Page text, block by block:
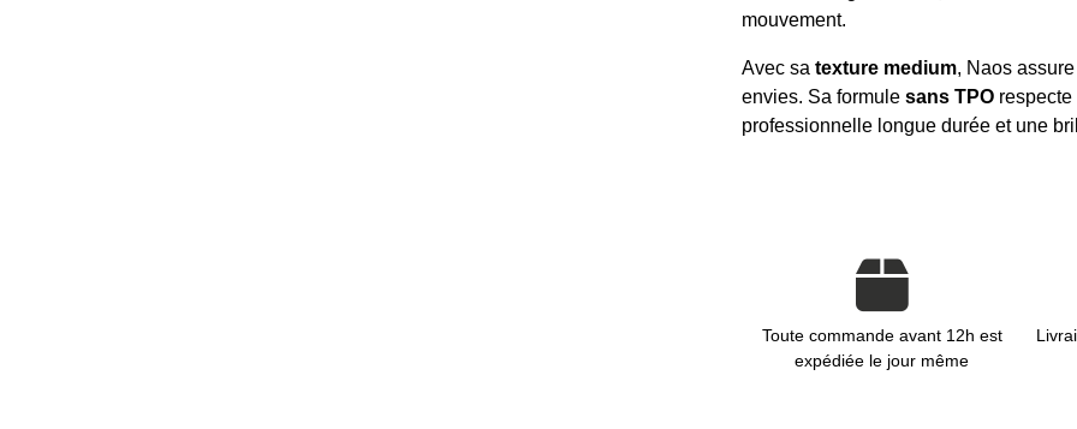
mouvement.
Avec sa texture medium, Naos
envies. Sa formule sans TPOrespecte
professionnelle longue durée et une
Toute commande avant 12h est
expédiée le jour même